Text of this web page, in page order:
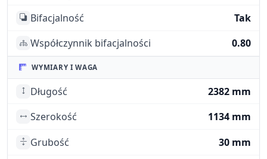
Bifacjalność
Tak
Współczynnik bifacjalności
0.80
WYMIARY I WAGA
Długość
2382 mm
Szerokość
1134 mm
Grubość
30 mm